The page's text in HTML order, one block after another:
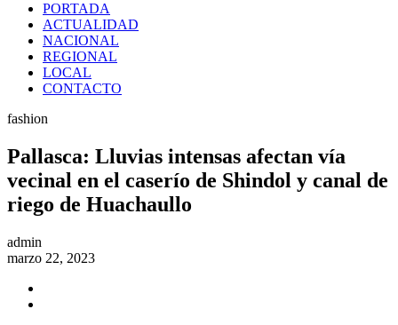
PORTADA
ACTUALIDAD
NACIONAL
REGIONAL
LOCAL
CONTACTO
fashion
Pallasca: Lluvias intensas afectan vía
vecinal en el caserío de Shindol y canal de
riego de Huachaullo
admin
marzo 22, 2023